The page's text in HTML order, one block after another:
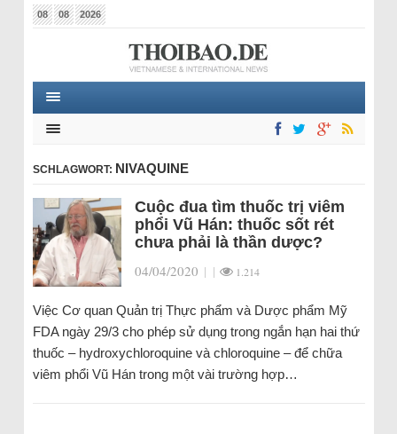
08 08 2026
SCHLAGWORT: NIVAQUINE
Cuộc đua tìm thuốc trị viêm
phổi Vũ Hán: thuốc sốt rét
chưa phải là thần dược?
04/04/2020 | | 1.214
Việc Cơ quan Quản trị Thực phẩm và Dược phẩm Mỹ
FDA ngày 29/3 cho phép sử dụng trong ngắn hạn hai thứ
thuốc – hydroxychloroquine và chloroquine – để chữa
viêm phổi Vũ Hán trong một vài trường hợp…